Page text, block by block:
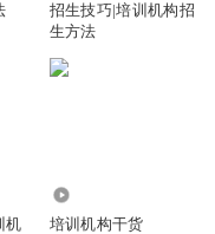
招生技巧|培训机构招
生方法
机
培训机构干货